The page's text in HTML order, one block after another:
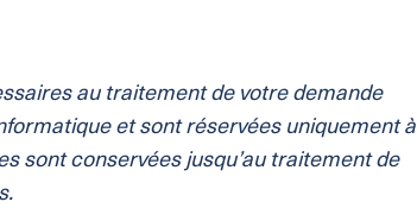
au traitement de votre demande
et sont réservées uniquement à
sont conservées jusqu’au traitement de